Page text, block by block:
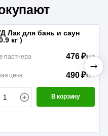
Лак для бань и саун
кг )
партнера 476 ₽/шт
цена 490 ₽/шт
В корзину